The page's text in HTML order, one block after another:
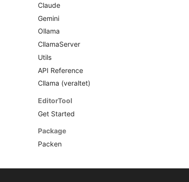
Claude
Gemini
Ollama
CllamaServer
Utils
API Reference
Cllama (veraltet)
EditorTool
Get Started
Package
Packen